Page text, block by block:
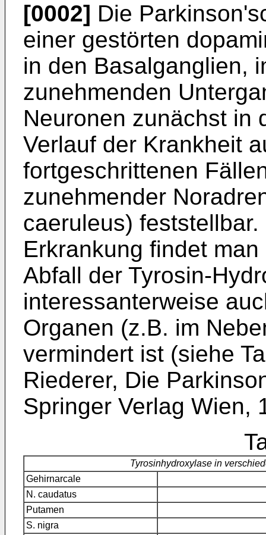
[0002] Die
einer gestörten
in den Basalganglien,
zunehmenden
Neuronen zunächst in
Verlauf der Krankheit
fort­geschrittenen
zunehmender
caeruleus)
Erkrankung findet
Abfall der Tyrosin-
interessanterweise
Organen (z.B. im
vermindert ist (siehe
Riederer, Die
Springer Verlag Wien,
Tyrosinhydroxylase in
Gehirnarcale
N. caudatus
Putamen
S. nigra